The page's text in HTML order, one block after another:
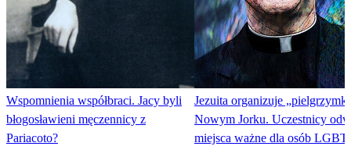
Wspomnienia współbraci. Jacy byli
błogosławieni męczennicy z
Pariacoto?
Jezuita organizuje
Nowym Jorku. Uczestnicy
miejsca ważne dla osób LGBT